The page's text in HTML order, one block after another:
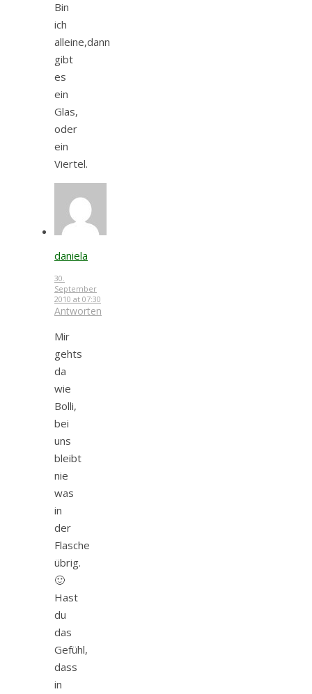
Bin
ich
alleine,dann
gibt
es
ein
Glas,
oder
ein
Viertel.
daniela
30.
September
2010 at 07:30
Antworten
Mir
gehts
da
wie
Bolli,
bei
uns
bleibt
nie
was
in
der
Flasche
übrig.
🙂
Hast
du
das
Gefühl,
dass
in